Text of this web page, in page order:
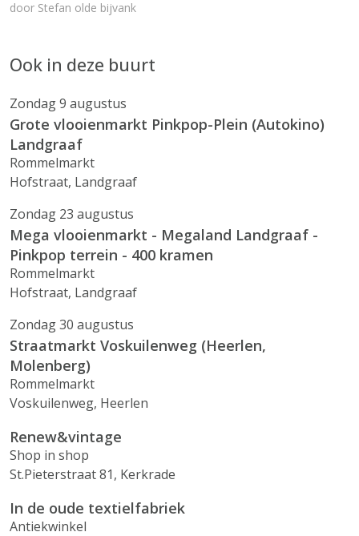
door Stefan olde bijvank
Ook in deze buurt
Zondag 9 augustus
Grote vlooienmarkt Pinkpop-Plein (Autokino)
Landgraaf
Rommelmarkt
Hofstraat, Landgraaf
Zondag 23 augustus
Mega vlooienmarkt - Megaland Landgraaf -
Pinkpop terrein - 400 kramen
Rommelmarkt
Hofstraat, Landgraaf
Zondag 30 augustus
Straatmarkt Voskuilenweg (Heerlen,
Molenberg)
Rommelmarkt
Voskuilenweg, Heerlen
Renew&vintage
Shop in shop
St.Pieterstraat 81, Kerkrade
In de oude textielfabriek
Antiekwinkel